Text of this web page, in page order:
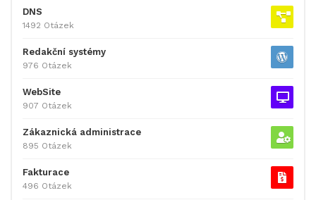
DNS
1492 Otázek
Redakční systémy
976 Otázek
WebSite
907 Otázek
Zákaznická administrace
895 Otázek
Fakturace
496 Otázek